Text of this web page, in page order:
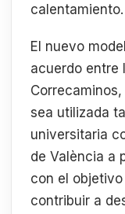
calentamiento.
El nuevo
acuerdo entre
sea utilizada
universitaria
de València a
con el
contribuir a